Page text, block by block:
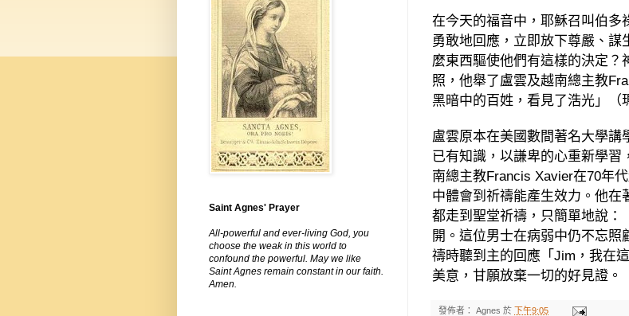
在今天的福音中，耶穌召叫伯多
勇敢地回應，立即放下尊嚴、
麼東西驅使他們有這樣的決定
照，他舉了盧雲及越南總主教
黑暗中的百姓，看見了浩光」（
盧雲原本在美國數間著名大學講
已有知識，以謙卑的心重新學
南總主教Francis Xavier在70年
中體會到祈禱能產生效力。他在
都走到聖堂祈禱，只簡單地說：
開。這位男士在病弱中仍不忘
禱時聽到主的回應「 Jim ，我在
美意，甘願放棄一切的好見證。
發佈者： Agnes 於 下午9:05
Saint Agnes' Prayer
All-powerful and ever-living God, you
choose the weak in this world to
confound the powerful. May we like
Saint Agnes remain constant in our faith.
Amen.